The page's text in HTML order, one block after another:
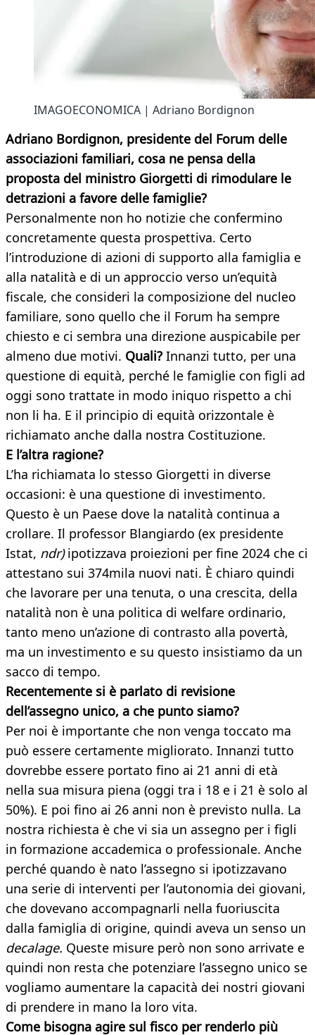
IMAGOECONOMICA | Adriano Bordignon
Adriano Bordignon, presidente del Forum delle
associazioni familiari, cosa ne pensa della
proposta del ministro Giorgetti di rimodulare le
detrazioni a favore delle famiglie?
Personalmente non ho notizie che confermino
concretamente questa prospettiva. Certo
l’introduzione di azioni di supporto alla famiglia e
alla natalità e di un approccio verso un’equità
fiscale, che consideri la composizione del nucleo
familiare, sono quello che il Forum ha sempre
chiesto e ci sembra una direzione auspicabile per
almeno due motivi. Quali? Innanzi tutto, per una
questione di equità, perché le famiglie con figli ad
oggi sono trattate in modo iniquo rispetto a chi
non li ha. E il principio di equità orizzontale è
richiamato anche dalla nostra Costituzione.
E l’altra ragione?
L’ha richiamata lo stesso Giorgetti in diverse
occasioni: è una questione di investimento.
Questo è un Paese dove la natalità continua a
crollare. Il professor Blangiardo (ex presidente
Istat, ndr)ipotizzava proiezioni per fine 2024 che ci
attestano sui 374mila nuovi nati. È chiaro quindi
che lavorare per una tenuta, o una crescita, della
natalità non è una politica di welfare ordinario,
tanto meno un’azione di contrasto alla povertà,
ma un investimento e su questo insistiamo da un
sacco di tempo.
Recentemente si è parlato di revisione
dell’assegno unico, a che punto siamo?
Per noi è importante che non venga toccato ma
può essere certamente migliorato. Innanzi tutto
dovrebbe essere portato fino ai 21 anni di età
nella sua misura piena (oggi tra i 18 e i 21 è solo al
50%). E poi fino ai 26 anni non è previsto nulla. La
nostra richiesta è che vi sia un assegno per i figli
in formazione accademica o professionale. Anche
perché quando è nato l’assegno si ipotizzavano
una serie di interventi per l’autonomia dei giovani,
che dovevano accompagnarli nella fuoriuscita
dalla famiglia di origine, quindi aveva un senso un
decalage. Queste misure però non sono arrivate e
quindi non resta che potenziare l’assegno unico se
vogliamo aumentare la capacità dei nostri giovani
di prendere in mano la loro vita.
Come bisogna agire sul fisco per renderlo più